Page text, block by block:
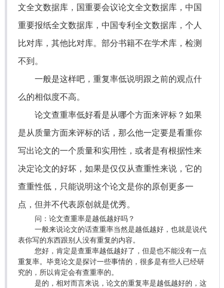
文全文数据库，国重要会议论文全文数据库，中国
重要报纸全文数据库，中国专利全文数据库，个人
比对库，其他比对库。部分书籍不在学术库，检测
不到。
一般是这样吧，重复率低说明跟之前的观点什
么的相似度不高。
论文查重率低好看是从哪个方面来评标？如果
是从质量方面来评标的话，那么他一定要是看重你
写出论文的一个质量和实用性，或者是有根据性来
决定论文的好坏，如果是仅仅从查重性来说，它的
查重性低，只能说明这个论文是你的原创更多一
点，但并不代表原创就是优秀。
问：论文查重率是越低越好吗？
一般来说论文的话查重率当然是越低越好，也就是说代
表你写的东西跟别人没有重复的内容。
您好，肯定是查重率越低越好了，但是也不能没有一点
重复率。毕竟论文是探讨一些事情的，很多是有些人已经研
究的，所以肯定会有查重率的。
是的，相对而言来说，论文的重复率是越低越好的，这